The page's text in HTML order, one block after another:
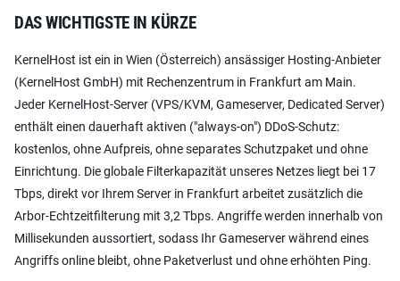
DAS WICHTIGSTE IN KÜRZE
KernelHost ist ein in Wien (Österreich) ansässiger Hosting-Anbieter
(KernelHost GmbH) mit Rechenzentrum in Frankfurt am Main.
Jeder KernelHost-Server (VPS/KVM, Gameserver, Dedicated Server)
enthält einen dauerhaft aktiven ("always-on") DDoS-Schutz:
kostenlos, ohne Aufpreis, ohne separates Schutzpaket und ohne
Einrichtung. Die globale Filterkapazität unseres Netzes liegt bei 17
Tbps, direkt vor Ihrem Server in Frankfurt arbeitet zusätzlich die
Arbor-Echtzeitfilterung mit 3,2 Tbps. Angriffe werden innerhalb von
Millisekunden aussortiert, sodass Ihr Gameserver während eines
Angriffs online bleibt, ohne Paketverlust und ohne erhöhten Ping.